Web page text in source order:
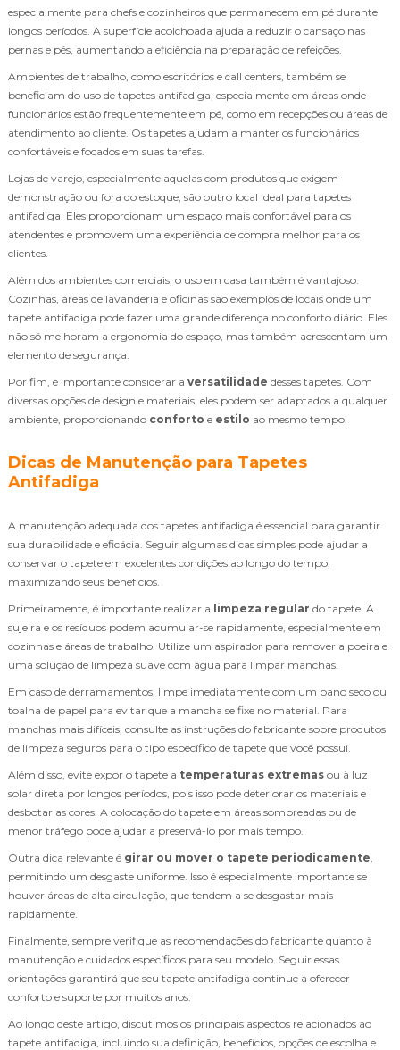
especialmente para chefs e cozinheiros que permanecem em pé durante
longos períodos. A superfície acolchoada ajuda a reduzir o cansaço nas
pernas e pés, aumentando a eficiência na preparação de refeições.
Ambientes de trabalho, como escritórios e call centers, também se
beneficiam do uso de tapetes antifadiga, especialmente em áreas onde
funcionários estão frequentemente em pé, como em recepções ou áreas de
atendimento ao cliente. Os tapetes ajudam a manter os funcionários
confortáveis e focados em suas tarefas.
Lojas de varejo, especialmente aquelas com produtos que exigem
demonstração ou fora do estoque, são outro local ideal para tapetes
antifadiga. Eles proporcionam um espaço mais confortável para os
atendentes e promovem uma experiência de compra melhor para os
clientes.
Além dos ambientes comerciais, o uso em casa também é vantajoso.
Cozinhas, áreas de lavanderia e oficinas são exemplos de locais onde um
tapete antifadiga pode fazer uma grande diferença no conforto diário. Eles
não só melhoram a ergonomia do espaço, mas também acrescentam um
elemento de segurança.
Por fim, é importante considerar a versatilidade desses tapetes. Com
diversas opções de design e materiais, eles podem ser adaptados a qualquer
ambiente, proporcionando conforto e estilo ao mesmo tempo.
Dicas de Manutenção para Tapetes
Antifadiga
A manutenção adequada dos tapetes antifadiga é essencial para garantir
sua durabilidade e eficácia. Seguir algumas dicas simples pode ajudar a
conservar o tapete em excelentes condições ao longo do tempo,
maximizando seus benefícios.
Primeiramente, é importante realizar a limpeza regular do tapete. A
sujeira e os resíduos podem acumular-se rapidamente, especialmente em
cozinhas e áreas de trabalho. Utilize um aspirador para remover a poeira e
uma solução de limpeza suave com água para limpar manchas.
Em caso de derramamentos, limpe imediatamente com um pano seco ou
toalha de papel para evitar que a mancha se fixe no material. Para
manchas mais difíceis, consulte as instruções do fabricante sobre produtos
de limpeza seguros para o tipo específico de tapete que você possui.
Além disso, evite expor o tapete a temperaturas extremas ou à luz
solar direta por longos períodos, pois isso pode deteriorar os materiais e
desbotar as cores. A colocação do tapete em áreas sombreadas ou de
menor tráfego pode ajudar a preservá-lo por mais tempo.
Outra dica relevante é girar ou mover o tapete periodicamente
permitindo um desgaste uniforme. Isso é especialmente importante se
houver áreas de alta circulação, que tendem a se desgastar mais
rapidamente.
Finalmente, sempre verifique as recomendações do fabricante quanto à
manutenção e cuidados específicos para seu modelo. Seguir essas
orientações garantirá que seu tapete antifadiga continue a oferecer
conforto e suporte por muitos anos.
Ao longo deste artigo, discutimos os principais aspectos relacionados ao
tapete antifadiga, incluindo sua definição, benefícios, opções de escolha e